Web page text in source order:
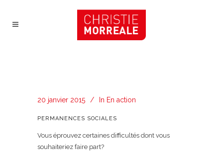
20 janvier 2015 In En action
PERMANENCES SOCIALES
Vous éprouvez certaines difficultés dont vous
souhaiteriez faire part?